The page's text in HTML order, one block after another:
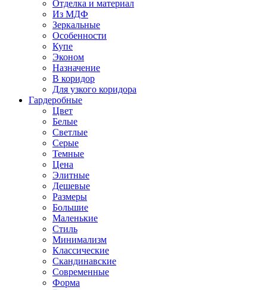
Отделка и материал
Из МДФ
Зеркальные
Особенности
Купе
Эконом
Назначение
В коридор
Для узкого коридора
Гардеробные
Цвет
Белые
Светлые
Серые
Темные
Цена
Элитные
Дешевые
Размеры
Большие
Маленькие
Стиль
Минимализм
Классические
Скандинавские
Современные
Форма